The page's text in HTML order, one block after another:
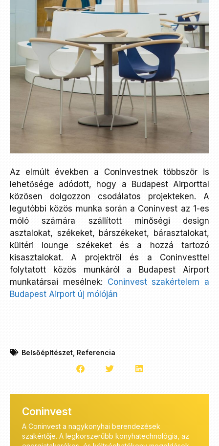
Az elmúlt években a Coninvestnek többször is
lehetősége adódott, hogy a Budapest Airporttal
közösen dolgozzon csodálatos projekteken. A
legutóbbi közös munka során a Coninvest az 1-es
móló számára szállított minőségi design
asztalokat, székeket, bárszékeket, bárasztalokat,
kültéri lounge székeket és a hozzá tartozó
kisasztalokat. A projektről és a Coninvesttel
folytatott közös munkáról a Budapest Airport
munkatársai mesélnek: Coninvest szakértelem a
Budapest Airport új mólóján
Belsőépítészet Referencia
Coninvest
az
A Coninvest a vendéglátóipar szakértői számára kínál
professzionális megoldásokat. A tervezés és a